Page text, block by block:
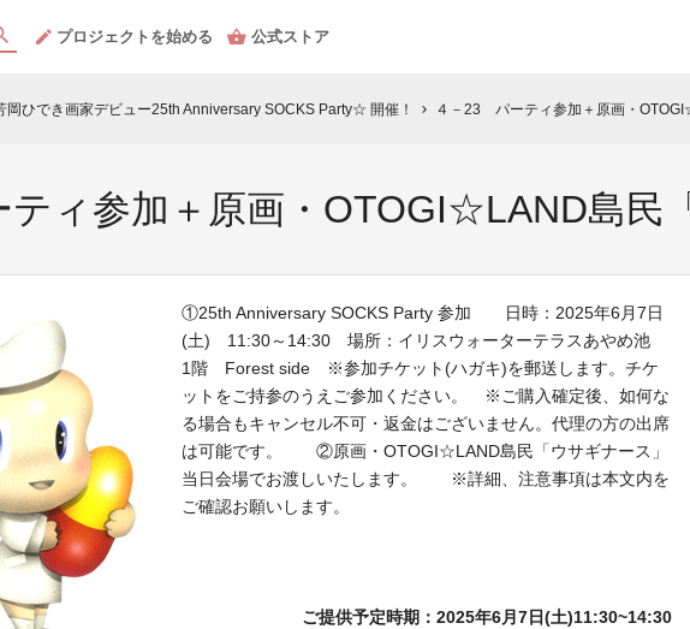
プロジェクトを始める 公式ストア
ひでき画家デビュー25th Anniversary SOCKS Party☆ 開催！ chevron_right ４－23 パーティ参加＋原画・
ィ参加＋原画・OTOGI☆LAND島民
①25th Anniversary SOCKS Party 参加 日時：2025年6月7日
(土) 11:30～14:30 場所：イリスウォーターテラスあやめ池
1階 Forest side ※参加チケット(ハガキ)を郵送します。チケ
ットをご持参のうえご参加ください。 ※ご購入確定後、如何な
る場合もキャンセル不可・返金はございません。代理の方の出席
は可能です。 ②原画・OTOGI☆LAND島民「ウサギナース」
当日会場でお渡しいたします。 ※詳細、注意事項は本文内を
ご確認お願いします。
ご提供予定時期：2025年6月7日(土)11:30~14:30